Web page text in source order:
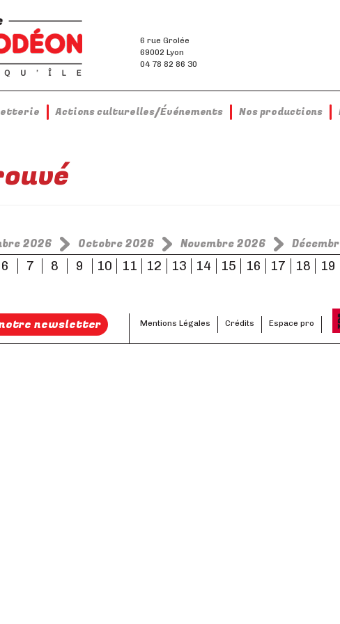
6 rue Grolée
69002 Lyon
04 78 82 86 30
Actions culturelles/Événements Nos productions
2026 Octobre 2026 Novembre 2026
6 7 8 9 10 11 12 13 14 15 16 17 18 19
newsletter Mentions Légales Crédits Espace pro